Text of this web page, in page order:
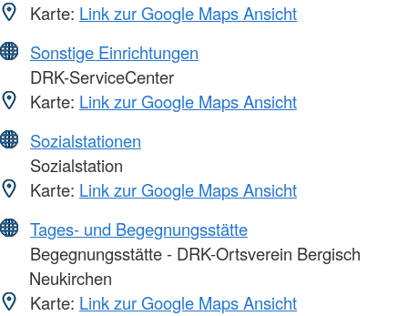
Karte: Link zur Google Maps Ansicht
Sonstige Einrichtungen
DRK-ServiceCenter
Karte: Link zur Google Maps Ansicht
Sozialstationen
Sozialstation
Karte: Link zur Google Maps Ansicht
Tages- und Begegnungsstätte
Begegnungsstätte - DRK-Ortsverein Bergisch
Neukirchen
Karte: Link zur Google Maps Ansicht